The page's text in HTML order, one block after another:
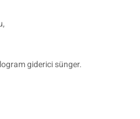
giderici sünger.